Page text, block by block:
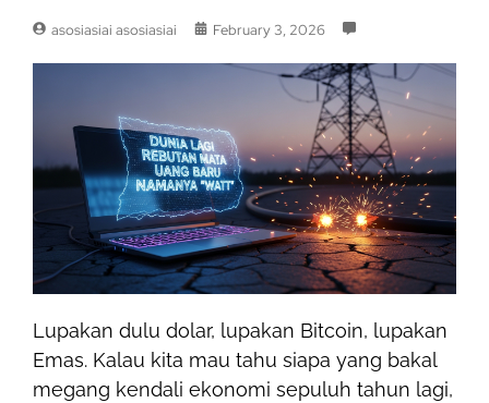
asosiasiai asosiasiai February 3, 2026
Lupakan dulu dolar, lupakan Bitcoin, lupakan
Emas. Kalau kita mau tahu siapa yang bakal
megang kendali ekonomi sepuluh tahun lagi,